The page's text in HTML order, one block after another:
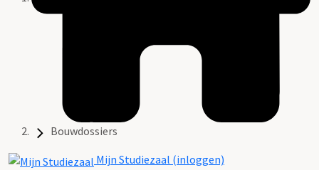
Bouwdossiers
Mijn Studiezaal (inloggen)